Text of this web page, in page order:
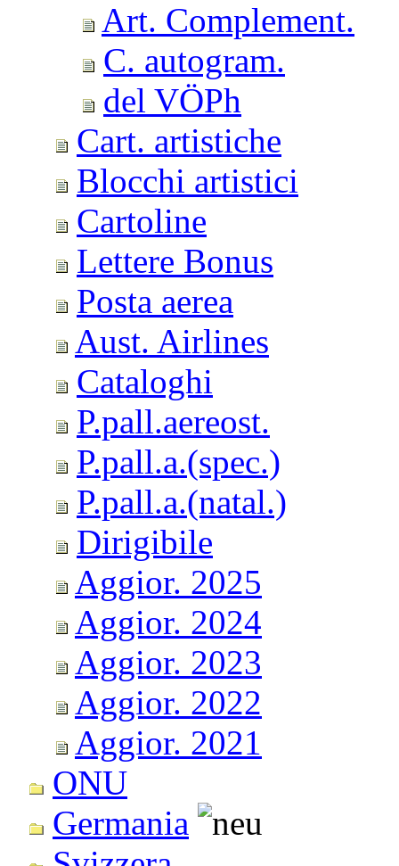
Art. Complement.
C. autogram.
del VÖPh
Cart. artistiche
Blocchi artistici
Cartoline
Lettere Bonus
Posta aerea
Aust. Airlines
Cataloghi
P.pall.aereost.
P.pall.a.(spec.)
P.pall.a.(natal.)
Dirigibile
Aggior. 2025
Aggior. 2024
Aggior. 2023
Aggior. 2022
Aggior. 2021
ONU
Germania